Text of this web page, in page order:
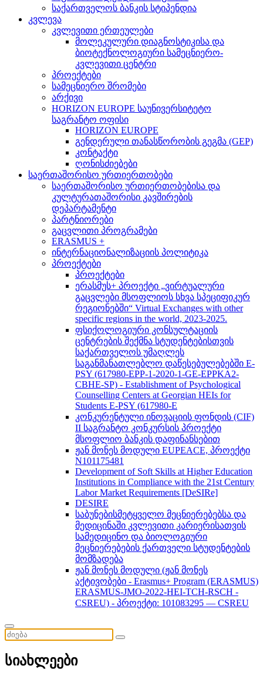
საქართველოს ბანკის სტიპენდია
კვლევა
კვლევითი ერთეულები
მოლეკულური დიაგნოსტიკისა და
ბიოტექნოლოგიური სამეცნიერო-
კვლევითი ცენტრი
პროექტები
სამეცნიერო შრომები
არქივი
HORIZON EUROPE საუნივერსიტეტო
საგრანტო ოფისი
HORIZON EUROPE
გენდერული თანასწორობის გეგმა (GEP)
კონტაქტი
ღონისძიებები
საერთაშორისო ურთიერთობები
საერთაშორისო ურთიერთობებისა და
კულტურათაშორისი კავშირების
დეპარტამენტი
პარტნიორები
გაცვლითი პროგრამები
ERASMUS +
ინტერნაციონალიზაციის პოლიტიკა
პროექტები
პროექტები
ერასმუს+ პროექტი „ვირტუალური
გაცვლები მსოფლიოს სხვა სპეციფიკურ
რეგიონებში“ Virtual Exchanges with other
specific regions in the world, 2023-2025.
ფსიქოლოგიური კონსულტაციის
ცენტრების შექმნა სტუდენტებისთვის
საქართველოს უმაღლეს
საგანმანათლებლო დაწესებულებებში E-
PSY (617980-EPP-1-2020-1-GE-EPPKA2-
CBHE-SP) - Establishment of Psychological
Counselling Centers at Georgian HEIs for
Students E-PSY (617980-E
კონკურენტული ინოვაციის ფონდის (CIF)
II საგრანტო კონკურსის პროექტი
მსოფლიო ბანკის დაფინანსებით
ჟან მონეს მოდული EUPEACE, პროექტი
N101175481
Development of Soft Skills at Higher Education
Institutions in Compliance with the 21st Century
Labor Market Requirements [DeSIRe]
DESIRE
საბუნებისმეტყველო მეცნიერებებსა და
მედიცინაში კვლევითი კარიერისათვის
სამედიცინო და ბიოლოგიური
მეცნიერებების ქართველი სტუდენტების
მომზადება
ჟან მონეს მოდული (ჟან მონეს
აქტივობები - Erasmus+ Program (ERASMUS)
ERASMUS-JMO-2022-HEI-TCH-RSCH -
CSREU) - პროექტი: 101083295 — CSREU
სიახლეები